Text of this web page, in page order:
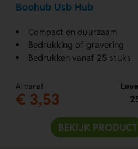
Boohub Usb Hub
Compact en duurzaam
Bedrukking of gravering
Bedrukken vanaf 25 stuks
Al vanaf
€ 3,53
BEKIJK PRODUCT